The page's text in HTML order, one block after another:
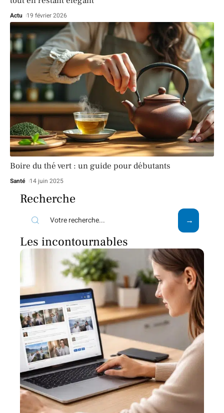
Actu 19 février 2026
Boire du thé vert : un guide pour débutants
Santé 14 juin 2025
Recherche
Les incontournables